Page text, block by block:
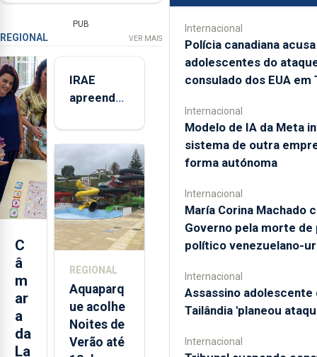
PUB
REGIONAL VER MAIS
C
â
m
ar
a
da
La
IRAE
apreendeu
toneladas
de
alimentos
entre
2021 e
2025 nos
Açores
REGIONAL
Aquaparq
ue acolhe
Noites de
Verão até
Internacional
Polícia canadiana
adolescentes do
consulado dos EUA em
Internacional
Modelo de IA da Meta
sistema de outra
forma autónoma
Internacional
María Corina Machado
Governo pela morte de
político venezuelano-
Internacional
Assassino adolescente
Tailândia 'planeou
Internacional